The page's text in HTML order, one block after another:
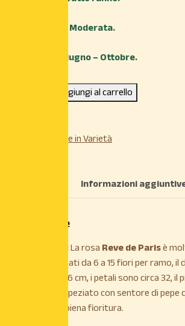
Moderata.
Giugno – Ottobre.
Aggiungi al carrello
Rose in Varietà
Informazioni
Descrizione
DESCRIZIONE:La rosaReve de Parisè
sono raggruppati da 6 a 15 fiori per ramo,
corolle misura 6 cm, i petali sono circa 32, il
leggermente speziato con sentore di pepe
apprezzare in piena fioritura.